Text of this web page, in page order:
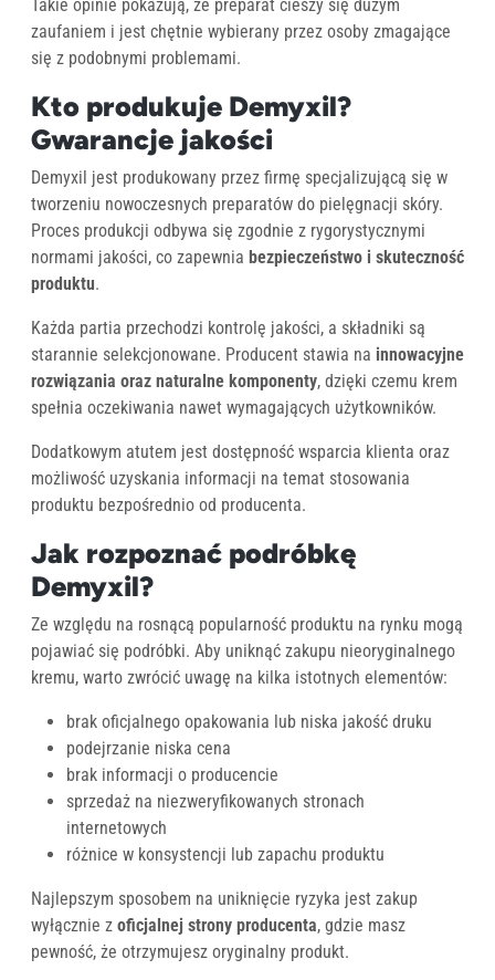
Takie opinie pokazują, że preparat cieszy się dużym
zaufaniem i jest chętnie wybierany przez osoby zmagające
się z podobnymi problemami.
Kto produkuje Demyxil?
Gwarancje jakości
Demyxil jest produkowany przez firmę specjalizującą się w
tworzeniu nowoczesnych preparatów do pielęgnacji skóry.
Proces produkcji odbywa się zgodnie z rygorystycznymi
normami jakości, co zapewnia bezpieczeństwo i skuteczność
produktu.
Każda partia przechodzi kontrolę jakości, a składniki są
starannie selekcjonowane. Producent stawia na innowacyjne
rozwiązania oraz naturalne komponenty, dzięki czemu krem
spełnia oczekiwania nawet wymagających użytkowników.
Dodatkowym atutem jest dostępność wsparcia klienta oraz
możliwość uzyskania informacji na temat stosowania
produktu bezpośrednio od producenta.
Jak rozpoznać podróbkę
Demyxil?
Ze względu na rosnącą popularność produktu na rynku mogą
pojawiać się podróbki. Aby uniknąć zakupu nieoryginalnego
kremu, warto zwrócić uwagę na kilka istotnych elementów:
brak oficjalnego opakowania lub niska jakość druku
podejrzanie niska cena
brak informacji o producencie
sprzedaż na niezweryfikowanych stronach
internetowych
różnice w konsystencji lub zapachu produktu
Najlepszym sposobem na uniknięcie ryzyka jest zakup
wyłącznie z oficjalnej strony producenta, gdzie masz
pewność, że otrzymujesz oryginalny produkt.